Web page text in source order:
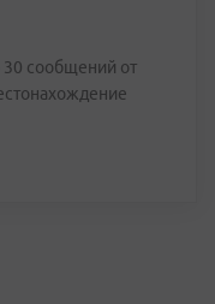
30 сообщений от